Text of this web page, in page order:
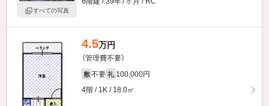
すべての写真
4.5万円
（管理費不要）
敷 不要 礼 100,000円
4階 / 1K / 18.0㎡